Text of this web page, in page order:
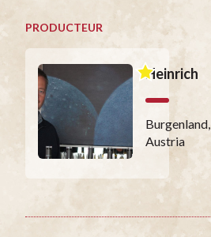
PRODUCTEUR
Heinrich
Burgenland,
Austria